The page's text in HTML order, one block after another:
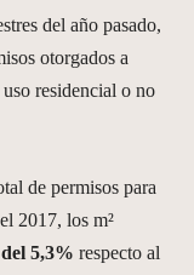
del año pasado,
otorgados a
residencial o no
de permisos para
2017, los m²
5,3% respecto al